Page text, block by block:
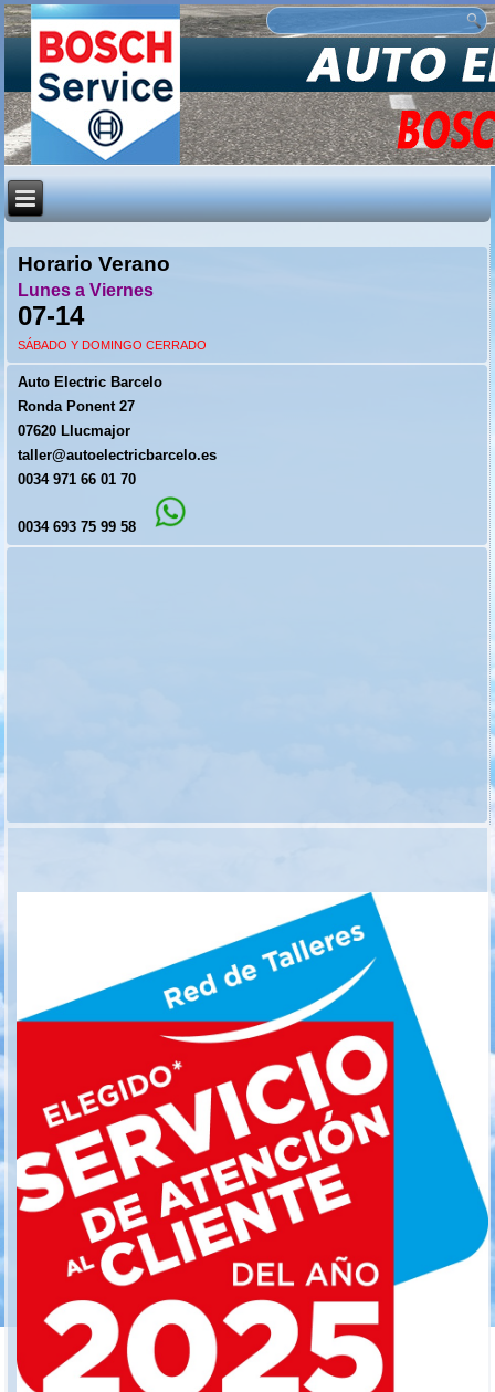
Horario Verano
Lunes a Viernes
07-14
SÁBADO Y DOMINGO CERRADO
Auto Electric Barcelo
Ronda Ponent 27
07620 Llucmajor
taller@autoelectricbarcelo.es
0034 971 66 01 70
0034 693 75 99 58